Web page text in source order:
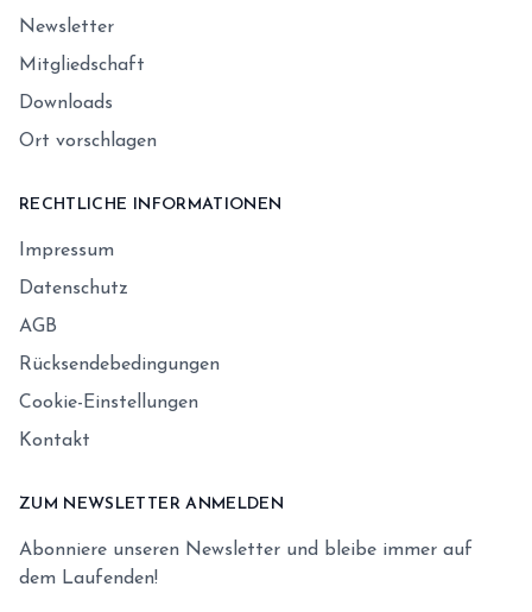
Newsletter
Mitgliedschaft
Downloads
Ort vorschlagen
RECHTLICHE INFORMATIONEN
Impressum
Datenschutz
AGB
Rücksendebedingungen
Cookie-Einstellungen
Kontakt
ZUM NEWSLETTER ANMELDEN
Abonniere unseren Newsletter und bleibe immer auf
dem Laufenden!